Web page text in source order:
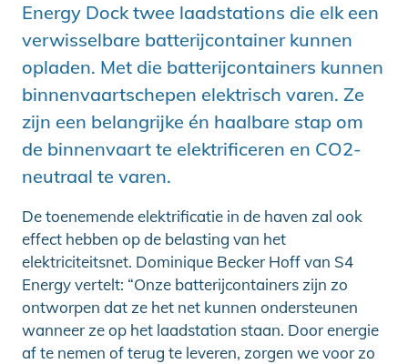
Energy Dock twee laadstations die elk een
verwisselbare batterijcontainer kunnen
opladen. Met die batterijcontainers kunnen
binnenvaartschepen elektrisch varen. Ze
zijn een belangrijke én haalbare stap om
de binnenvaart te elektrificeren en CO2-
neutraal te varen.
De toenemende elektrificatie in de haven zal ook
effect hebben op de belasting van het
elektriciteitsnet. Dominique Becker Hoff van S4
Energy vertelt: “Onze batterijcontainers zijn zo
ontworpen dat ze het net kunnen ondersteunen
wanneer ze op het laadstation staan. Door energie
af te nemen of terug te leveren, zorgen we voor zo